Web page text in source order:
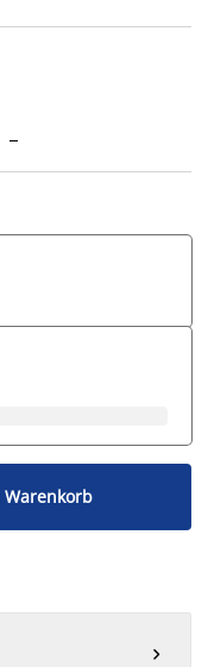
Warenkorb
